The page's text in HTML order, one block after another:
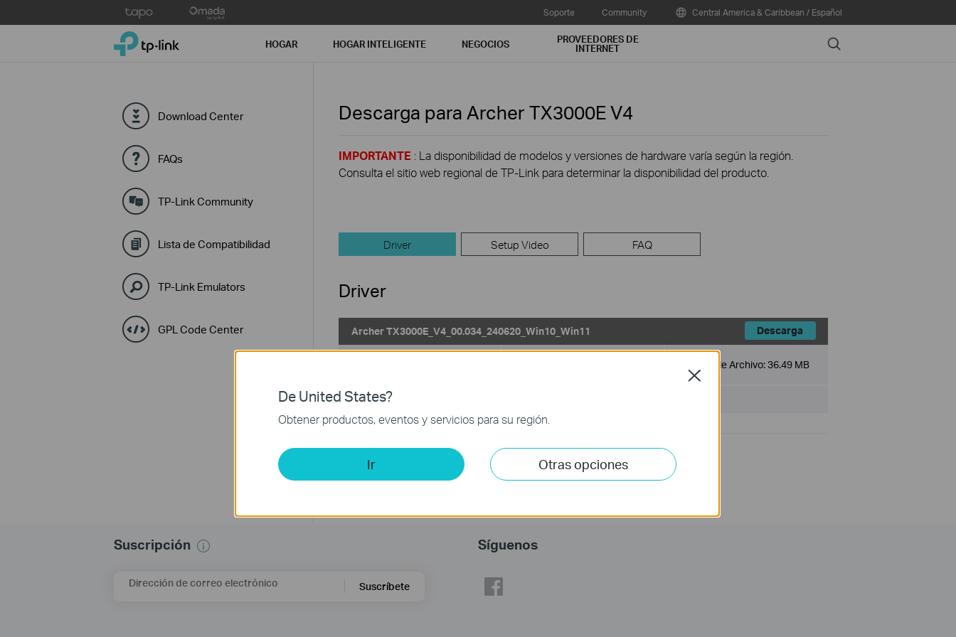
to
Soporte Community Central America & Caribbean / Español
TP-Link, Reliably Smart HOGAR HOGAR INTELIGENTE NEGOCIOS PROVEEDORES DE
INTERNET Search
Download Center
FAQs
TP-Link Community
Lista de Compatibilidad
TP-Link Emulators
GPL Code Center
Descarga para Archer TX3000E V4
IMPORTANTE : La disponibilidad de modelos y versiones de hardware varía según la región.
Consulta el sitio web regional de TP-Link para determinar la disponibilidad del producto.
Driver Setup Video FAQ
Driver
Archer TX3000E_V4_00.034_240620_Win10_Win11 Descarga
Tamaño de Archivo:36.49 MB
Sistema Operativo: win10x64, win11x64
Suscripción
Dirección de correo electrónico Suscríbete
Síguenos
De United States?
Obtener productos, eventos y servicios para su región.
Ir Otras opciones
Close